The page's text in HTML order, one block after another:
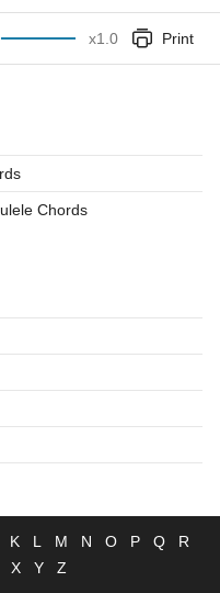
x1.0 Print
Chords
K L M N O P Q
R
X Y Z